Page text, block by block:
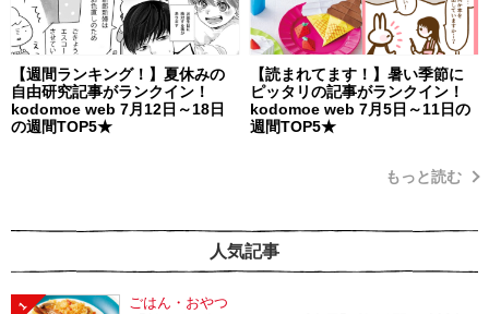
【週間ランキング！】夏休みの
自由研究記事がランクイン！
kodomoe web 7月12日～18日
の週間TOP5★
【読まれてます！】暑い季節に
ピッタリの記事がランクイン！
kodomoe web 7月5日～11日の
週間TOP5★
もっと読む
人気記事
1 ごはん・おやつ